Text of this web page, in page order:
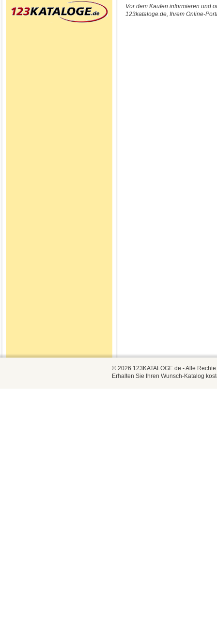
Vor dem Kaufen informieren und
123kataloge.de, Ihrem Online-
© 2026 123KATALOGE.de - Alle
Erhalten Sie Ihren Wunsch-Katalog